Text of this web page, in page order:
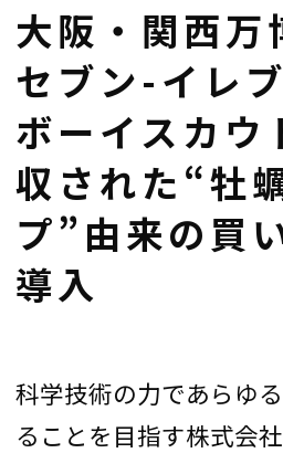
大阪・関西万
セブン-イレ
ボーイスカウ
収された“牡
プ”由来の買
導入
科学技術の力であらゆ
ることを目指す株式会